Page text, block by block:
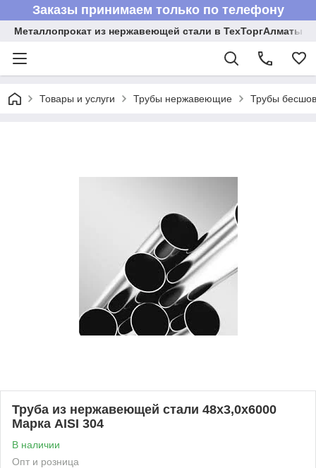
Заказы принимаем только по телефону
Металлопрокат из нержавеющей стали в ТехТоргАлматы
Товары и услуги Трубы нержавеющие Трубы
Труба из нержавеющей стали 48х3,0х6000
Марка AISI 304
В наличии
Опт и розница